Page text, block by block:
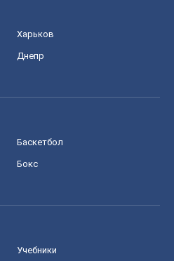
Харьков
Днепр
Баскетбол
Бокс
Учебники